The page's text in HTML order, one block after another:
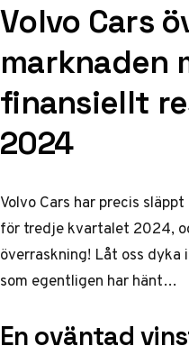
Volvo Cars
marknaden
finansiellt
2024
Volvo Cars har precis
för tredje kvartalet 2024,
överraskning! Låt oss dyka
som egentligen har hänt…
En oväntad